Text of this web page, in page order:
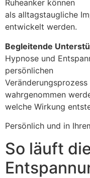
Ruheanker können
als alltagstaugliche
entwickelt werden.
Begleitende
Hypnose und
persönlichen
wahrgenommen
welche Wirkung
Persönlich und in
So läuft